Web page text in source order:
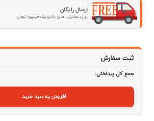
ارسال رایگان
برای سفارش های بالای یک میلیون تومان
ثبت سفارش
جمع کل پرداختی:
افزودن به سبد خرید